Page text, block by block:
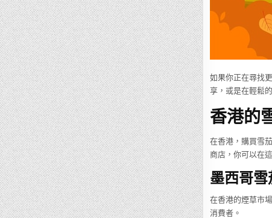
如果你正在尋找
享，或是在輕鬆
香港的
在香港，購買雪
商店，你可以在
墨西哥
在香港的煙草市
消費者。